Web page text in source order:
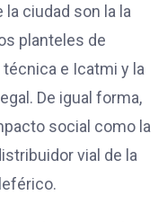
ciudad son la la
planteles de
e Icatmi y la
De igual forma,
social como la
vial de la